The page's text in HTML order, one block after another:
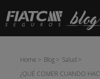
Saltar al contenido
Home Blog
Salud
¿QUÉ COMER CUANDO